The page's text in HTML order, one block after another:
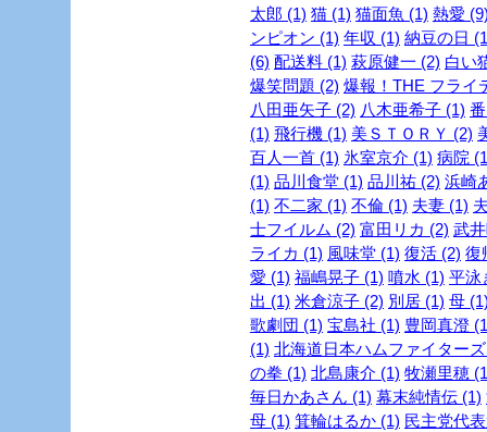
太郎 (1) 猫 (1) 猫面魚 (1) 熱愛
ンピオン (1) 年収 (1) 納豆の日
(6) 配送料 (1) 萩原健一 (2) 白い
爆笑問題 (2) 爆報！THE フライ
八田亜矢子 (2) 八木亜希子 (1)
(1) 飛行機 (1) 美ＳＴＯＲＹ (2)
百人一首 (1) 氷室京介 (1) 病院
(1) 品川食堂 (1) 品川祐 (2) 浜崎
(1) 不二家 (1) 不倫 (1) 夫妻 (1)
士フイルム (2) 富田リカ (2) 武
ライカ (1) 風味堂 (1) 復活 (2) 復
愛 (1) 福嶋晃子 (1) 噴水 (1) 平泳
出 (1) 米倉涼子 (2) 別居 (1) 母
歌劇団 (1) 宝島社 (1) 豊岡真澄
(1) 北海道日本ハムファイター
の拳 (1) 北島康介 (1) 牧瀬里穂
毎日かあさん (1) 幕末純情伝 (1)
母 (1) 箕輪はるか (1) 民主党代